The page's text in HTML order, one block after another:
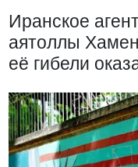
Иранское
аятоллы
её гибели